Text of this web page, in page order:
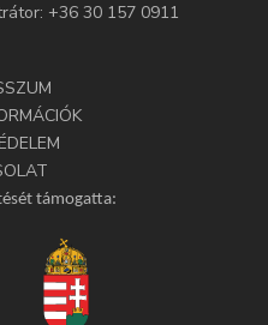
+36 30 157 0911
támogatta: